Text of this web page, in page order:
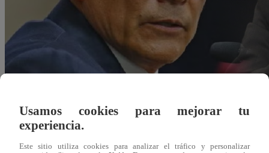
Agustín Sosa
Usamos cookies para mejorar tu
experiencia.
Este sitio utiliza cookies para analizar el tráfico y personalizar